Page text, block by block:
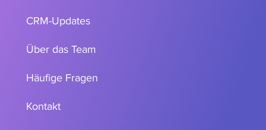
CRM-Updates
Über das Team
Häufige Fragen
Kontakt